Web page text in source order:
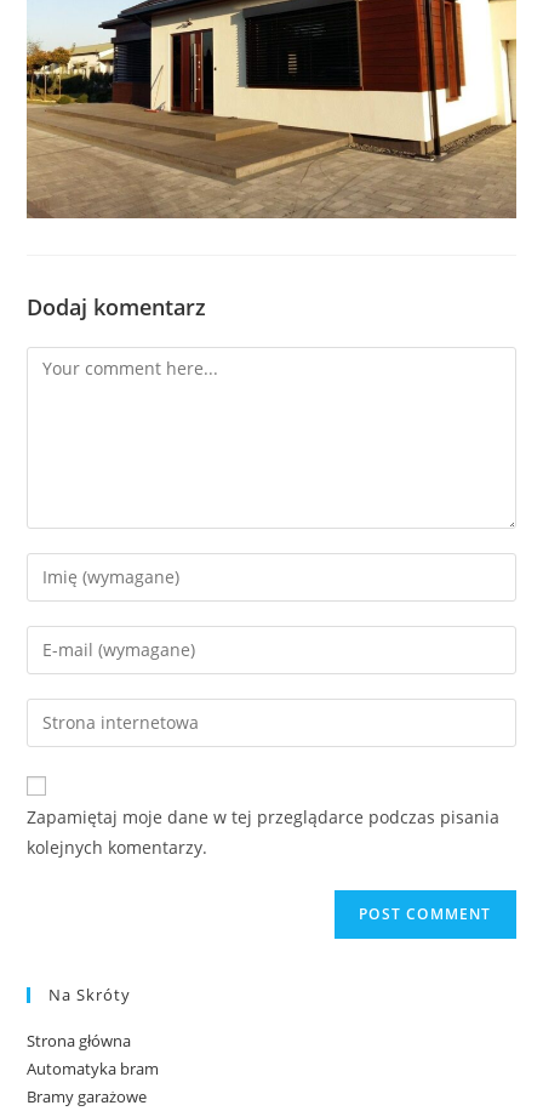
Dodaj komentarz
Zapamiętaj moje dane w tej przeglądarce podczas pisania
kolejnych komentarzy.
Na Skróty
Strona główna
Automatyka bram
Bramy garażowe